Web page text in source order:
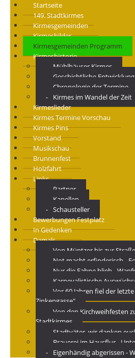
Startseite
149. Stadtkirmes
Kirmesgemeinden
Kirmesbilder
Kirmesgemeinden Programm
Kirmeshistorie
Mühlhäuser Kirmes
Geschichtliche Entwicklung
Chronologie der Termine
Kirmes im Wandel der Zeit
Kirmeslieder
Kirmes Termine Vorschau
Kirmes Pins
Vorstand
Musikschau
Brunnenfest
Holzfahrt
Links
Partner
Kapellen
Schausteller
Bewerbungen Festplatz
In Gedenken
Damals
Von Müntzer bis zur
Not macht erfinderisch -
Nur die Fahne blieb -
Karnevalistische
Vor 60 Jahren fiel der
Zinkengasse"
Von den Kirchweihfesten
Stadtkirmes
Stadtväter, wir danken
Brauerei im Hausflur -
Eigenhändig abgerissen -